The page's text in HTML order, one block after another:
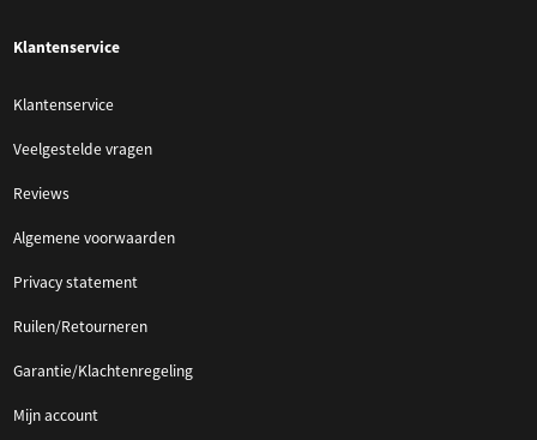
Klantenservice
Klantenservice
Veelgestelde vragen
Reviews
Algemene voorwaarden
Privacy statement
Ruilen/Retourneren
Garantie/Klachtenregeling
Mijn account